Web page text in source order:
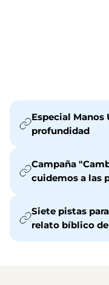
Especial Manos
profundidad
Campaña
cuidemos a las
Siete pistas
relato bíblico